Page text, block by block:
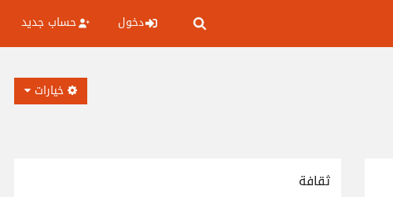
دخول حساب جديد
خيارات
ثقافة